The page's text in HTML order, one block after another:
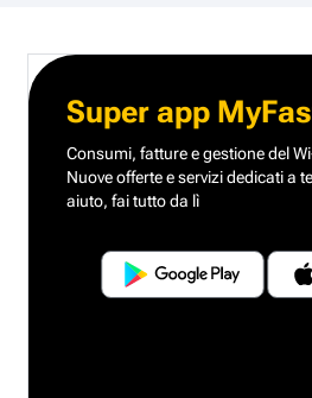
Super app
Consumi, fatture e gestione del
Nuove offerte e servizi dedicati a
aiuto, fai tutto da lì